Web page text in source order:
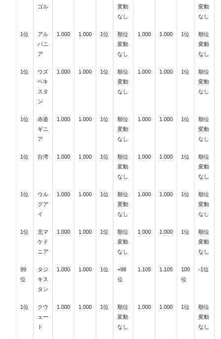
ゴル
変動
なし
変動
なし
1位
アル
バニ
ア
1.000 1.000 1位
順位
変動
なし
1.000 1.000 1位
順位
変動
なし
1位
ウズ
ベキ
スタ
ン
1.000 1.000 1位
順位
変動
なし
1.000 1.000 1位
順位
変動
なし
1位
赤道
ギニ
ア
1.000 1.000 1位
順位
変動
なし
1.000 1.000 1位
順位
変動
なし
1位 台湾 1.000 1.000 1位
順位
変動
なし
1.000 1.000 1位
順位
変動
なし
1位
ウル
グア
イ
1.000 1.000 1位
順位
変動
なし
1.000 1.000 1位
順位
変動
なし
1位
北マ
ケド
ニア
1.000 1.000 1位
順位
変動
なし
1.000 1.000 1位
順位
変動
なし
99
位
タジ
キス
タン
1.000 1.000 1位
+98
位
1.105 1.105
100
位
-1位
1位
クウ
ェー
ト
1.000 1.000 1位
順位
変動
なし
1.000 1.000 1位
順位
変動
なし